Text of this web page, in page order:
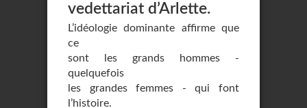
vedettariat d’Arlette.
L’idéologie dominante affirme que
ce
sont les grands hommes -
quelquefois
les grandes femmes - qui font
l’histoire.